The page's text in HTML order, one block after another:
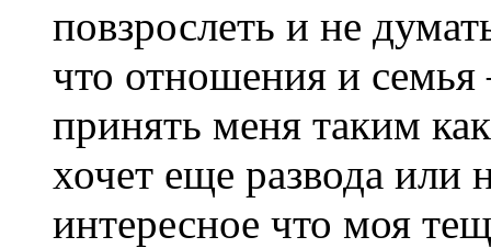
повзрослеть и не
что отношения и
принять меня таким
хочет еще развода
интересное что моя